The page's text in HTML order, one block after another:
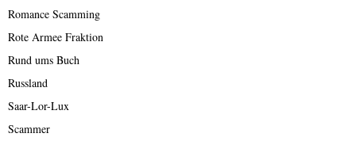
Romance Scamming
Rote Armee Fraktion
Rund ums Buch
Russland
Saar-Lor-Lux
Scammer